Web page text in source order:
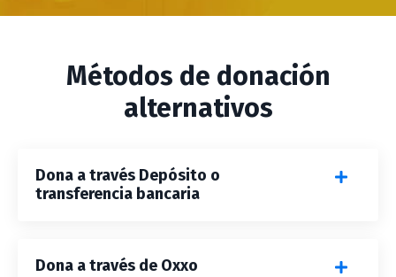
Métodos de donación
alternativos
Dona a través Depósito o
transferencia bancaria
Dona a través de Oxxo